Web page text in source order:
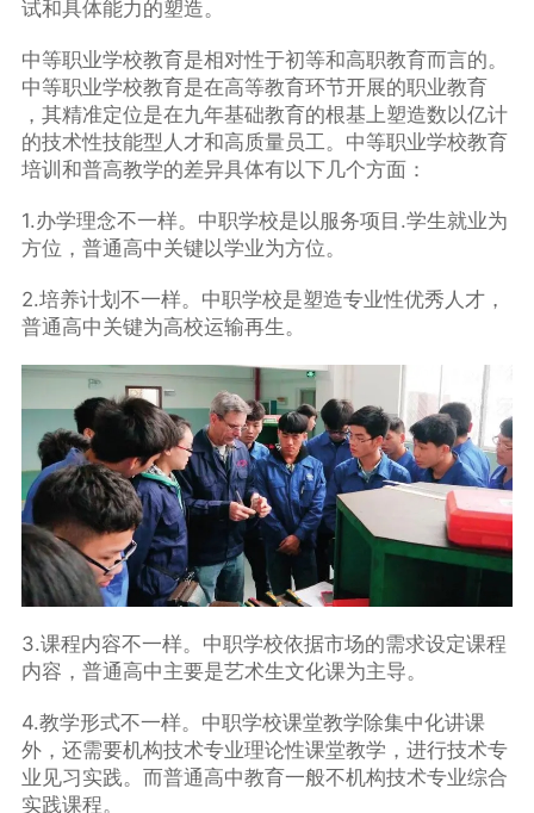
试和具体能力的塑造。
中等职业学校教育是相对性于初等和高职教育而言的。
中等职业学校教育是在高等教育环节开展的职业教育
，其精准定位是在九年基础教育的根基上塑造数以亿计
的技术性技能型人才和高质量员工。中等职业学校教育
培训和普高教学的差异具体有以下几个方面：
1.办学理念不一样。中职学校是以服务项目.学生就业为
方位，普通高中关键以学业为方位。
2.培养计划不一样。中职学校是塑造专业性优秀人才，
普通高中关键为高校运输再生。
3.课程内容不一样。中职学校依据市场的需求设定课程
内容，普通高中主要是艺术生文化课为主导。
4.教学形式不一样。中职学校课堂教学除集中化讲课
外，还需要机构技术专业理论性课堂教学，进行技术专
业见习实践。而普通高中教育一般不机构技术专业综合
实践课程。